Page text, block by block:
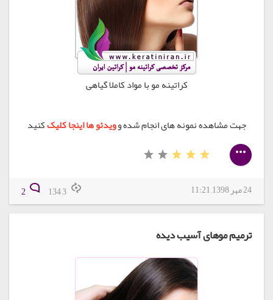
کراتینه مو با مواد کاملا گیاهی
جهت مشاهده نمونه های انجام شده وویدئو ها اینجا کلیککنید
24 مهر 1398, 11:21
ترمیم موهای آسیب دیده